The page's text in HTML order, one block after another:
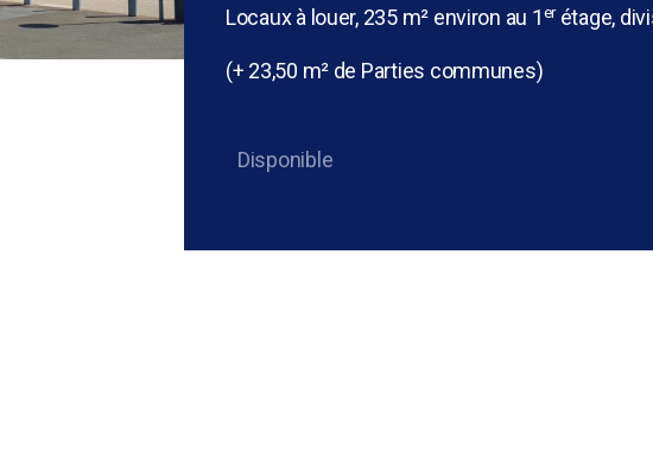
Locaux à louer, 235 m² environ au 1erétage,
(+ 23,50 m² de Parties communes)
Disponible